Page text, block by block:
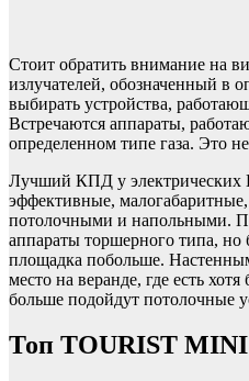
Стоит обратить внимание на
излучателей, обозначенный в
выбирать устройства,
Встречаются аппараты,
определенном типе газа. Это
Лучший КПД у электрических
эффективные,
потолочными и напольными.
аппараты торшерного типа,
площадка побольше.
место на веранде, где есть
больше подойдут потолочные
Топ TOURIST